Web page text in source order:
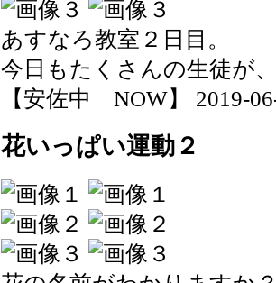
あすなろ教室２日目。
今日もたくさんの生徒が
【安佐中 NOW】 2019-
花いっぱい運動２